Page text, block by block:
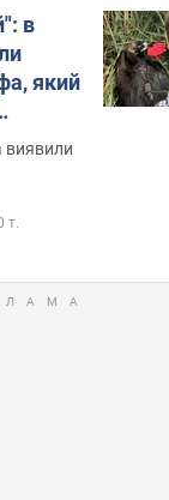
в
який
виявили
т.